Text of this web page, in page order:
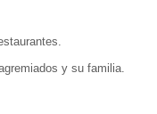
y su familia.